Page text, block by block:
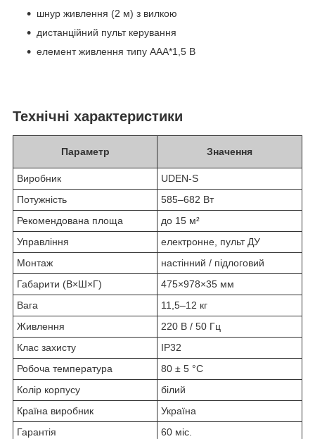
шнур живлення (2 м) з вилкою
дистанційний пульт керування
елемент живлення типу ААА*1,5 В
Технічні характеристики
Параметр Значення
Виробник
UDEN-S
Потужність
585–682 Вт
Рекомендована площа
до 15 м²
Управління
електронне, пульт ДУ
Монтаж
настінний / підлоговий
Габарити (В×Ш×Г)
475×978×35 мм
Вага
11,5–12 кг
Живлення
220 В / 50 Гц
Клас захисту
IP32
Робоча температура
80 ± 5 °С
Колір корпусу
білий
Країна виробник
Україна
Гарантія
60 міс.